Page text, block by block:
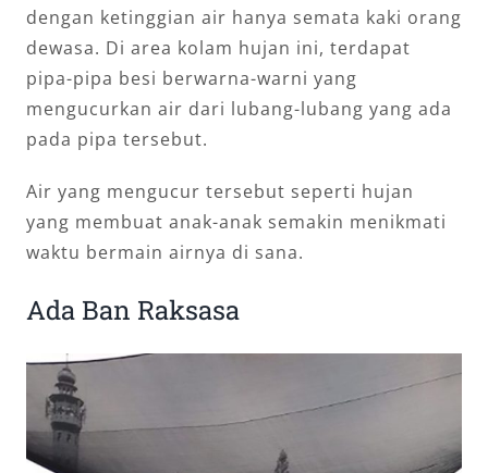
dengan ketinggian air hanya semata kaki orang
dewasa. Di area kolam hujan ini, terdapat
pipa-pipa besi berwarna-warni yang
mengucurkan air dari lubang-lubang yang ada
pada pipa tersebut.
Air yang mengucur tersebut seperti hujan
yang membuat anak-anak semakin menikmati
waktu bermain airnya di sana.
Ada Ban Raksasa